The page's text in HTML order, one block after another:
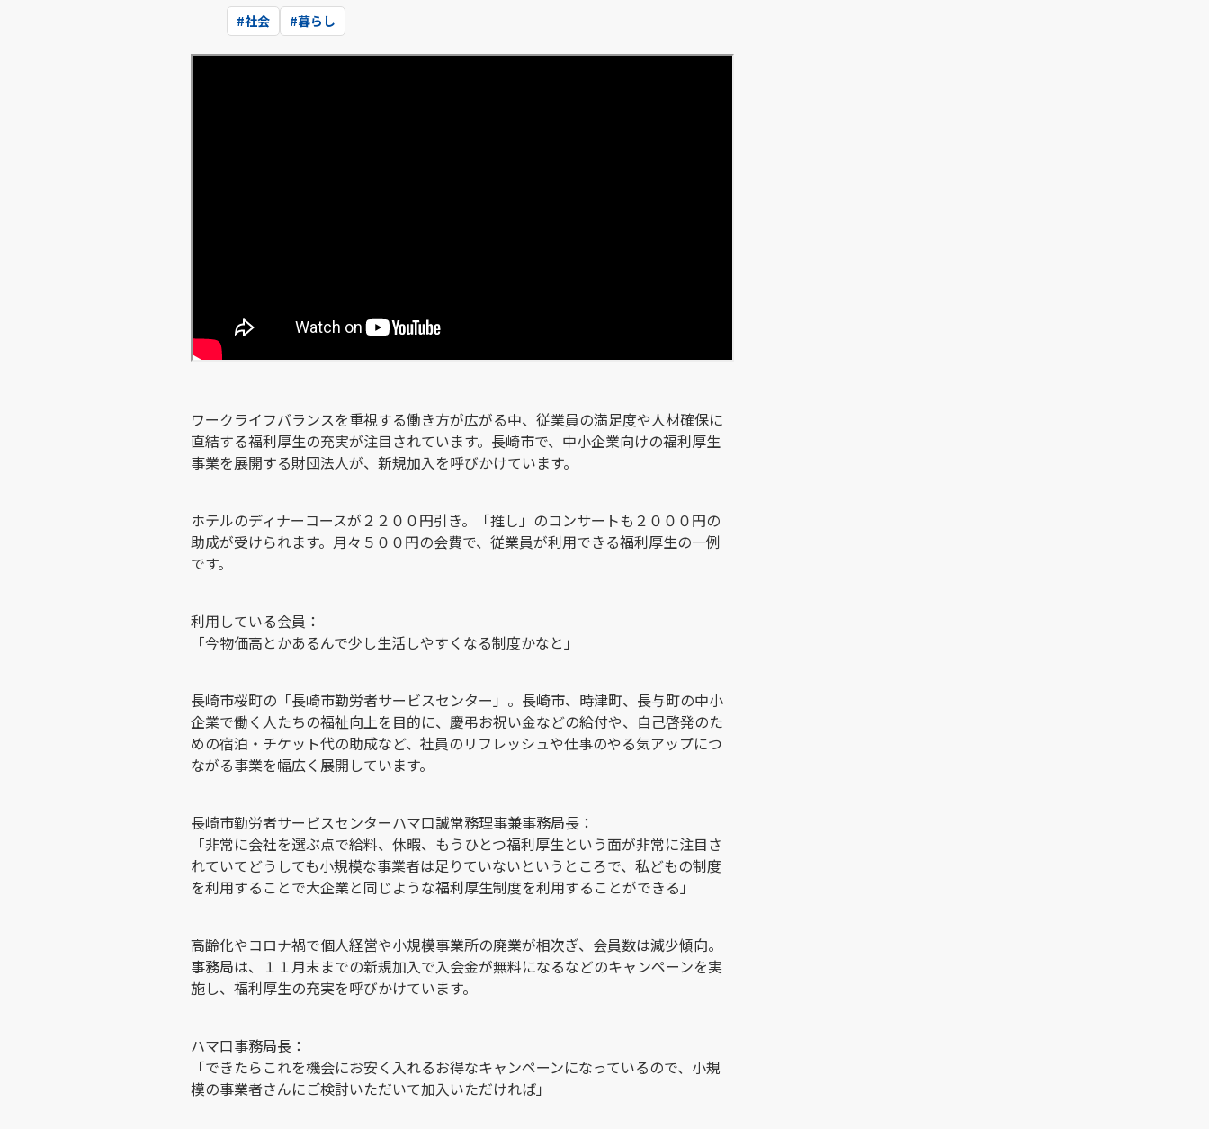
#社会 #暮らし
ワークライフバランスを重視する働き方が広がる中、従業員の満足度や人材確保に
直結する福利厚生の充実が注目されています。長崎市で、中小企業向けの福利厚生
事業を展開する財団法人が、新規加入を呼びかけています。
ホテルのディナーコースが２２００円引き。「推し」のコンサートも２０００円の
助成が受けられます。月々５００円の会費で、従業員が利用できる福利厚生の一例
です。
利用している会員：
「今物価高とかあるんで少し生活しやすくなる制度かなと」
長崎市桜町の「長崎市勤労者サービスセンター」。長崎市、時津町、長与町の中小
企業で働く人たちの福祉向上を目的に、慶弔お祝い金などの給付や、自己啓発のた
めの宿泊・チケット代の助成など、社員のリフレッシュや仕事のやる気アップにつ
ながる事業を幅広く展開しています。
長崎市勤労者サービスセンターハマ口誠常務理事兼事務局長：
「非常に会社を選ぶ点で給料、休暇、もうひとつ福利厚生という面が非常に注目さ
れていてどうしても小規模な事業者は足りていないというところで、私どもの制度
を利用することで大企業と同じような福利厚生制度を利用することができる」
高齢化やコロナ禍で個人経営や小規模事業所の廃業が相次ぎ、会員数は減少傾向。
事務局は、１１月末までの新規加入で入会金が無料になるなどのキャンペーンを実
施し、福利厚生の充実を呼びかけています。
ハマ口事務局長：
「できたらこれを機会にお安く入れるお得なキャンペーンになっているので、小規
模の事業者さんにご検討いただいて加入いただければ」